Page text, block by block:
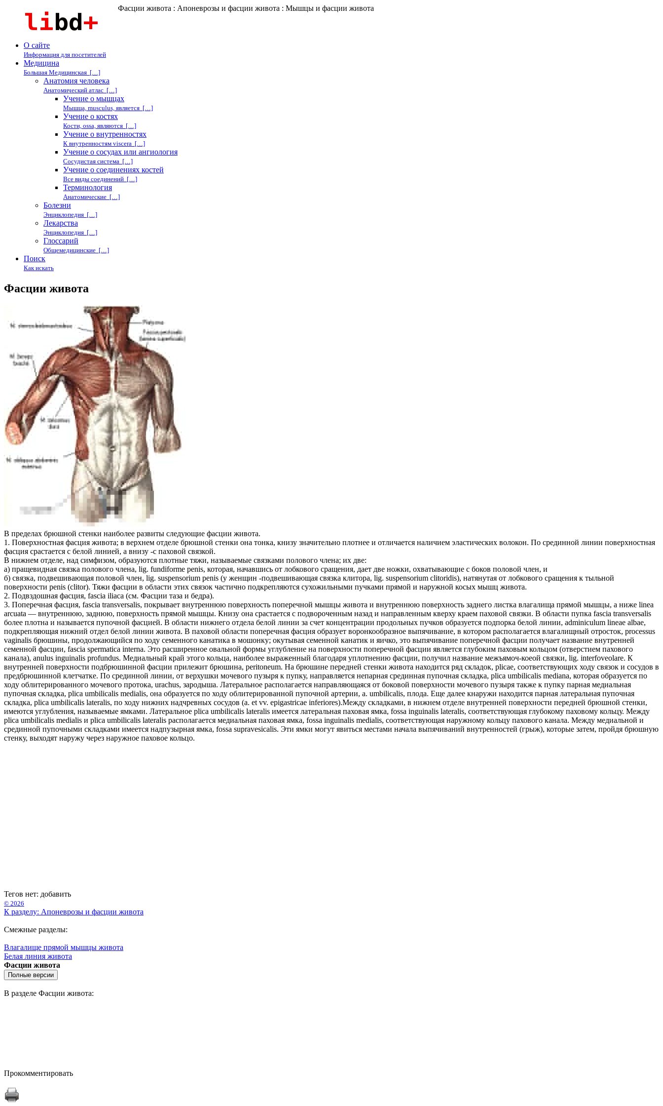
Фасции живота : Апоневрозы и фасции живота : Мышцы и фасции живота
О сайте
Информация для посетителей
Медицина
Большая Медицинская […]
Анатомия человека
Анатомический атлас […]
Учение о мышцах
Мышца, musculus, является […]
Учение о костях
Кости, ossa, являются […]
Учение о внутренностях
К внутренностям viscera […]
Учение о сосудах или ангиология
Сосудистая система […]
Учение о соединениях костей
Все виды соединений […]
Терминология
Анатомические […]
Болезни
Энциклопедия […]
Лекарства
Энциклопедия […]
Глоссарий
Общемедицинские […]
Поиск
Как искать
Фасции живота
В пределах брюшной стенки наиболее развиты следующие фасции живота.
1. Поверхностная фасция живота; в верхнем отделе брюшной стенки она тонка, книзу значительно плотнее и отличается наличием эластических волокон. По срединной линии поверхностная
фасция срастается с белой линией, а внизу -с паховой связкой.
В нижнем отделе, над симфизом, образуются плотные тяжи, называемые связками полового члена; их две:
а) пращевидная связка полового члена, lig. fundiforme penis, которая, начавшись от лобкового сращения, дает две ножки, охватывающие с боков половой член, и
б) связка, подвешивающая половой член, lig. suspensorium penis (у женщин -подвешивающая связка клитора, lig. suspensorium clitoridis), натянутая от лобкового сращения к тыльной
поверхности penis (clitor). Тяжи фасции в области этих связок частично подкрепляются сухожильными пучками прямой и наружной косых мышц живота.
2. Подвздошная фасция, fascia iliaca (см. Фасции таза и бедра).
3. Поперечная фасция, fascia transversalis, покрывает внутреннюю поверхность поперечной мышцы живота и внутреннюю поверхность заднего листка влагалища прямой мышцы, а ниже linea
arcuata — внутреннюю, заднюю, поверхность прямой мышцы. Книзу она срастается с подвороченным назад и направленным кверху краем паховой связки. В области пупка fascia transversalis
более плотна и называется пупочной фасцией. В области нижнего отдела белой линии за счет концентрации продольных пучков образуется подпорка белой линии, adminiculum lineae albae,
подкрепляющая нижний отдел белой линии живота. В паховой области поперечная фасция образует воронкообразное выпячивание, в котором располагается влагалищный отросток, processus
vaginalis брюшины, продолжающийся по ходу семенного канатика в мошонку; окутывая семенной канатик и яичко, это выпячивание поперечной фасции получает название внутренней
семенной фасции, fascia spermatica interna. Это расширенное овальной формы углубление на поверхности поперечной фасции является глубоким паховым кольцом (отверстием пахового
канала), anulus inguinalis profundus. Медиальный край этого кольца, наиболее выраженный благодаря уплотнению фасции, получил название межъямоч-коеой связки, lig. interfoveolare. К
внутренней поверхности подбрюшинной фасции прилежит брюшина, peritoneum. На брюшине передней стенки живота находится ряд складок, plicae, соответствующих ходу связок и сосудов в
предбрюшинной клетчатке. По срединной линии, от верхушки мочевого пузыря к пупку, направляется непарная срединная пупочная складка, plica umbilicalis mediana, которая образуется по
ходу облитерированного мочевого протока, urachus, зародыша. Латеральное располагается направляющаяся от боковой поверхности мочевого пузыря также к пупку парная медиальная
пупочная складка, plica umbilicalis medialis, она образуется по ходу облитерированной пупочной артерии, a. umbilicalis, плода. Еще далее кнаружи находится парная латеральная пупочная
складка, plica umbilicalis lateralis, по ходу нижних надчревных сосудов (a. et vv. epigastricae inferiores).Между складками, в нижнем отделе внутренней поверхности передней брюшной стенки,
имеются углубления, называемые ямками. Латеральное plica umbilicalis lateralis имеется латеральная паховая ямка, fossa inguinalis lateralis, соответствующая глубокому паховому кольцу. Между
plica umbilicalis medialis и plica umbilicalis lateralis располагается медиальная паховая ямка, fossa inguinalis medialis, соответствующая наружному кольцу пахового канала. Между медиальной и
срединной пупочными складками имеется надпузырная ямка, fossa supravesicalis. Эти ямки могут явиться местами начала выпячиваний внутренностей (грыж), которые затем, пройдя брюшную
стенку, выходят наружу через наружное паховое кольцо.
Тегов нет: добавить
© 2026
К разделу: Апоневрозы и фасции живота
Смежные разделы:
Влагалище прямой мышцы живота
Белая линия живота
Фасции живота
В разделе Фасции живота:
Прокомментировать